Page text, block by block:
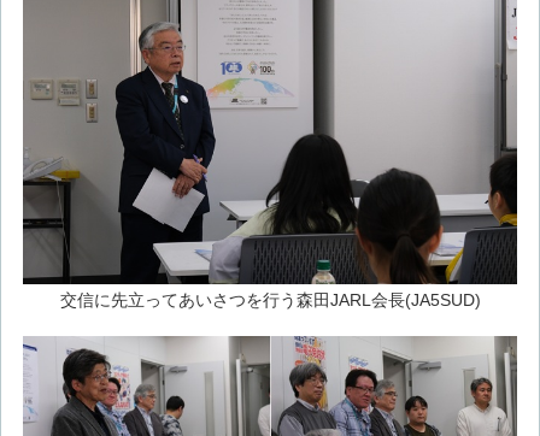
交信に先立ってあいさつを行う森田JARL会長(JA5SUD)